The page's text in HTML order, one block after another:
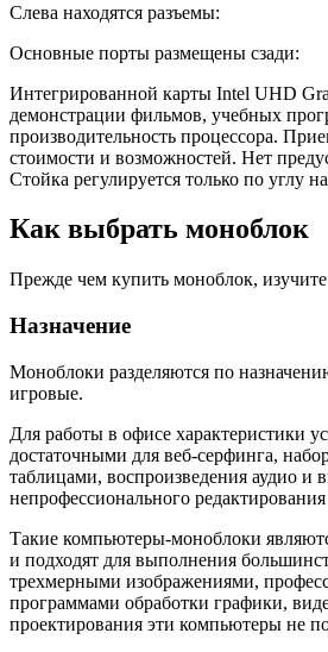
Слева находятся разъемы:
Основные порты размещены сзади:
Интегрированной карты Intel UHD
демонстрации фильмов, учебных
производительность процессора.
стоимости и возможностей. Нет
Стойка регулируется только по углу
Как выбрать моноблок
Прежде чем купить моноблок,
Назначение
Моноблоки разделяются по
игровые.
Для работы в офисе характеристики
достаточными для веб-серфинга,
таблицами, воспроизведения аудио и
непрофессионального
Такие компьютеры-моноблоки
и подходят для выполнения
трехмерными изображениями,
программами обработки графики,
проектирования эти компьютеры не